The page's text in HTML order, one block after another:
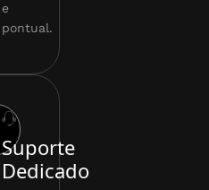
e
pontual.
Suporte
Dedicado